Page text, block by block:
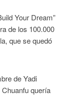
Your Dream”
de los 100.000
que se quedó
de Yadi
quería